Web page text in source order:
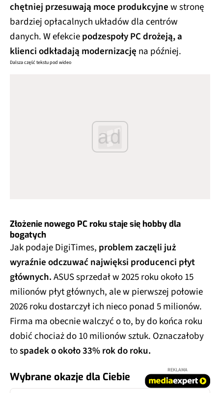
chętniej przesuwają moce produkcyjnew stronę
bardziej opłacalnych układów dla centrów
danych. W efekciepodzespoły PC drożeją, a
klienci odkładają modernizację na później.
Dalsza część tekstu pod wideo
ad
Złożenie nowego PC roku staje się hobby dla
bogatych
Jak podaje DigiTimes, problem zaczęli już
wyraźnie odczuwać najwięksi producenci płyt
głównych.ASUS sprzedał w 2025 roku około 15
milionów płyt głównych, ale w pierwszej połowie
2026 roku dostarczył ich nieco ponad 5 milionów.
Firma ma obecnie walczyć o to, by do końca roku
dobić chociaż do 10 milionów sztuk. Oznaczałoby
tospadek o około 33% rok do roku.
Wybrane okazje dla Ciebie
REKLAMA